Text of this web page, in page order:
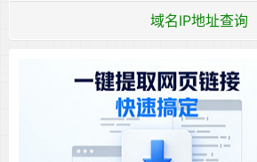
域名IP地址查询